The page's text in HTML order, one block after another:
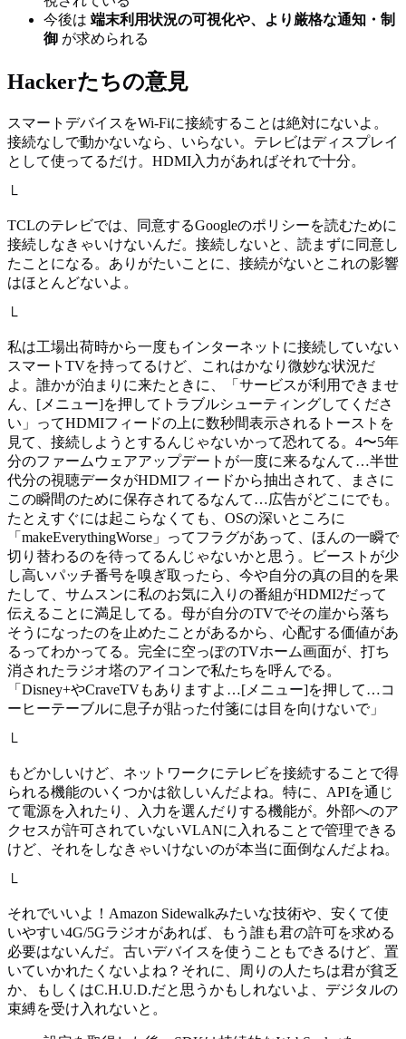
今後は 端末利用状況の可視化や、より厳格な通知・制
御 が求められる
Hackerたちの意見
スマートデバイスをWi-Fiに接続することは絶対にないよ。
接続なしで動かないなら、いらない。テレビはディスプレイ
として使ってるだけ。HDMI入力があればそれで十分。
└
TCLのテレビでは、同意するGoogleのポリシーを読むために
接続しなきゃいけないんだ。接続しないと、読まずに同意し
たことになる。ありがたいことに、接続がないとこれの影響
はほとんどないよ。
└
私は工場出荷時から一度もインターネットに接続していない
スマートTVを持ってるけど、これはかなり微妙な状況だ
よ。誰かが泊まりに来たときに、「サービスが利用できませ
ん、[メニュー]を押してトラブルシューティングしてくださ
い」ってHDMIフィードの上に数秒間表示されるトーストを
見て、接続しようとするんじゃないかって恐れてる。4〜5年
分のファームウェアアップデートが一度に来るなんて…半世
代分の視聴データがHDMIフィードから抽出されて、まさに
この瞬間のために保存されてるなんて…広告がどこにでも。
たとえすぐには起こらなくても、OSの深いところに
「makeEverythingWorse」ってフラグがあって、ほんの一瞬で
切り替わるのを待ってるんじゃないかと思う。ビーストが少
し高いパッチ番号を嗅ぎ取ったら、今や自分の真の目的を果
たして、サムスンに私のお気に入りの番組がHDMI2だって
伝えることに満足してる。母が自分のTVでその崖から落ち
そうになったのを止めたことがあるから、心配する価値があ
るってわかってる。完全に空っぽのTVホーム画面が、打ち
消されたラジオ塔のアイコンで私たちを呼んでる。
「Disney+やCraveTVもありますよ…[メニュー]を押して…コ
ーヒーテーブルに息子が貼った付箋には目を向けないで」
└
もどかしいけど、ネットワークにテレビを接続することで得
られる機能のいくつかは欲しいんだよね。特に、APIを通じ
て電源を入れたり、入力を選んだりする機能が。外部へのア
クセスが許可されていないVLANに入れることで管理できる
けど、それをしなきゃいけないのが本当に面倒なんだよね。
└
それでいいよ！Amazon Sidewalkみたいな技術や、安くて使
いやすい4G/5Gラジオがあれば、もう誰も君の許可を求める
必要はないんだ。古いデバイスを使うこともできるけど、置
いていかれたくないよね？それに、周りの人たちは君が貧乏
か、もしくはC.H.U.D.だと思うかもしれないよ、デジタルの
束縛を受け入れないと。